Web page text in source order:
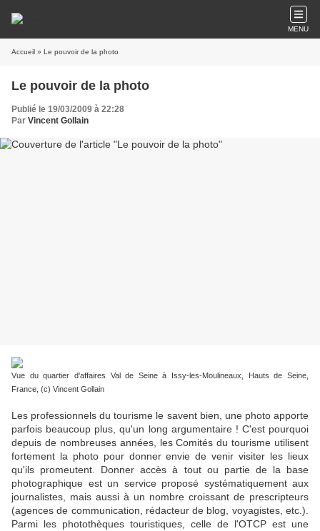
MENU
Accueil » Le pouvoir de la photo
Le pouvoir de la photo
Publié le 19/03/2009 à 22:28
Par Vincent Gollain
Vue du quartier d'affaires Val de Seine à Issy-les-Moulineaux, Hauts de Seine,
France, (c) Vincent Gollain
Les professionnels du tourisme le savent bien, une photo apporte
parfois beaucoup plus, qu'un long argumentaire ! C'est pourquoi
depuis de nombreuses années, les Comités du tourisme utilisent
fortement la photo pour donner envie de venir visiter les lieux
qu'ils promeutent. Donner accès à tout ou partie de la base
photographique est un service proposé systématiquement aux
journalistes, mais aussi à un nombre croissant de prescripteurs
(agences de communication, rédacteur de blog, voyagistes, etc.).
Parmi les photothèques touristiques, celle de l'OTCP est une